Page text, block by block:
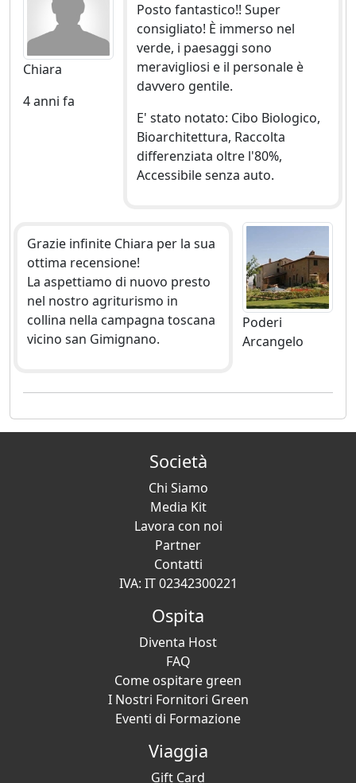
Chiara
4 anni fa
Posto fantastico!! Super
consigliato! È immerso nel
verde, i paesaggi sono
meravigliosi e il personale è
davvero gentile.
E' stato notato: Cibo Biologico,
Bioarchitettura, Raccolta
differenziata oltre l'80%,
Accessibile senza auto.
Grazie infinite Chiara per la sua
ottima recensione!
La aspettiamo di nuovo presto
nel nostro agriturismo in
collina nella campagna toscana
vicino san Gimignano.
Poderi
Arcangelo
Società
Chi Siamo
Media Kit
Lavora con noi
Partner
Contatti
IVA: IT 02342300221
Ospita
Diventa Host
FAQ
Come ospitare green
I Nostri Fornitori Green
Eventi di Formazione
Viaggia
Gift Card